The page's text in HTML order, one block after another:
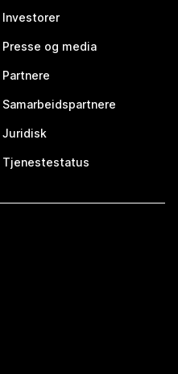
Investorer
Presse og media
Partnere
Samarbeidspartnere
Juridisk
Tjenestestatus